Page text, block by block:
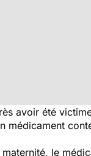
avoir été
médicament
le